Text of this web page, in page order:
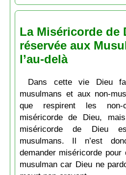
La Miséricorde de
réservée aux
l’au-delà
Dans cette vie Dieu
musulmans et aux non-
que respirent les non-
miséricorde de Dieu,
miséricorde de Dieu
musulmans. Il n’est
demander miséricorde
musulman car Dieu ne